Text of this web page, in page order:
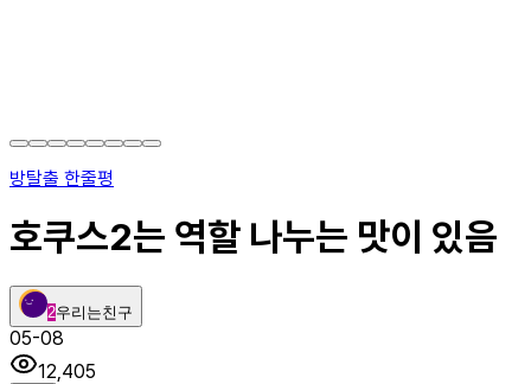
방탈출 한줄평
호쿠스2는 역할 나누는 맛이 있음
2우리는친구
05-08
12,405